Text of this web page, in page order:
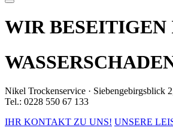
WIR BESEITIGEN
Nikel Trockenservice · Siebengebirgsblick
Tel.: 0228 550 67 133
IHR KONTAKT ZU UNS! UNSERE